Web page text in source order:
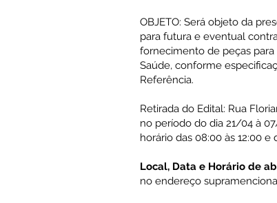
OBJETO: Será objeto da
para futura e eventual
fornecimento de peças
Saúde, conforme
Referência.
Retirada do Edital: Rua
no período do dia 21/04 à
horário das 08:00 às 12:00 e
Local, Data e Horário de
no endereço